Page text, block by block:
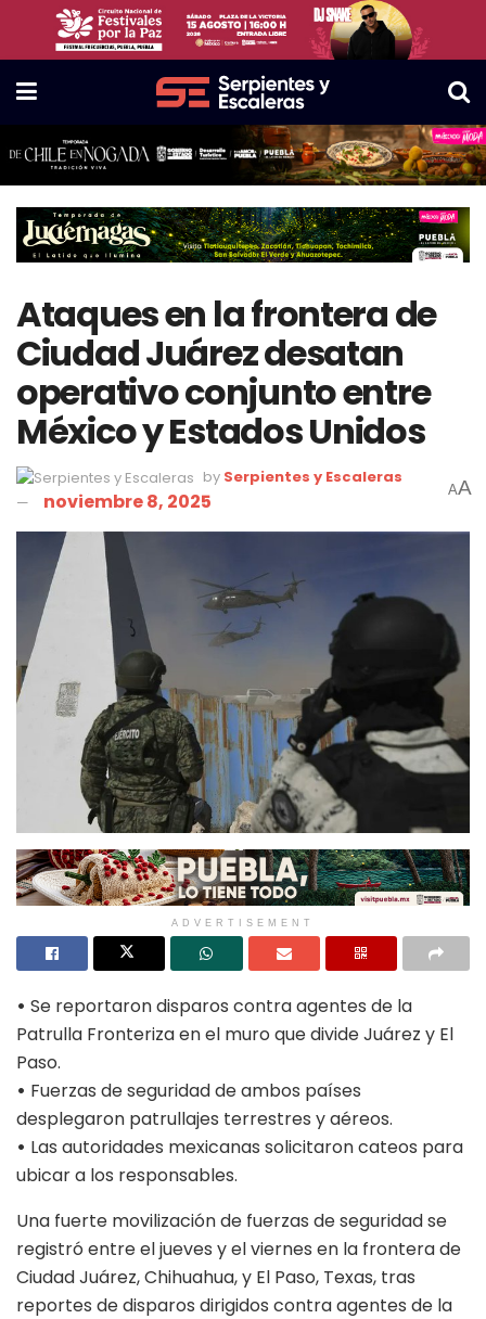
Ataques en la frontera de
Ciudad Juárez desatan
operativo conjunto entre
México y Estados Unidos
by Serpientes y Escaleras
noviembre 8, 2025 AA
ADVERTISEMENT
• Se reportaron disparos contra agentes de la
Patrulla Fronteriza en el muro que divide Juárez y El
Paso.
• Fuerzas de seguridad de ambos países
desplegaron patrullajes terrestres y aéreos.
• Las autoridades mexicanas solicitaron cateos para
ubicar a los responsables.
Una fuerte movilización de fuerzas de seguridad se
registró entre el jueves y el viernes en la frontera de
Ciudad Juárez, Chihuahua, y El Paso, Texas, tras
reportes de disparos dirigidos contra agentes de la